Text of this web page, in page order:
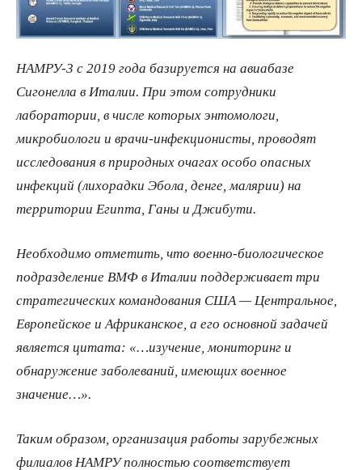
НАМРУ-3 с 2019 года базируется на авиабазе
Сигонелла в Италии. При этом сотрудники
лаборатории, в числе которых энтомологи,
микробиологи и врачи-инфекционисты, проводят
исследования в природных очагах особо опасных
инфекций (лихорадки Эбола, денге, малярии) на
территории Египта, Ганы и Джибути.
Необходимо отметить, что военно-биологическое
подразделение ВМФ в Италии поддерживает три
стратегических командования США — Центральное,
Европейское и Африканское, а его основной задачей
является цитата: «…изучение, мониторинг и
обнаружение заболеваний, имеющих военное
значение…».
Таким образом, организация работы зарубежных
филиалов НАМРУ полностью соответствует